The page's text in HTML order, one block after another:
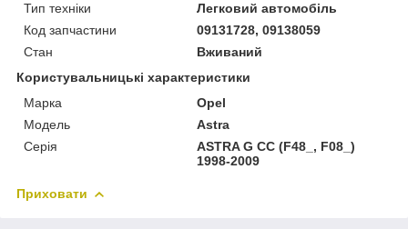
Тип техніки
Легковий автомобіль
Код запчастини
09131728, 09138059
Стан
Вживаний
Користувальницькі характеристики
Марка
Opel
Модель
Astra
Серія
ASTRA G CC (F48_, F08_)
1998-2009
Приховати